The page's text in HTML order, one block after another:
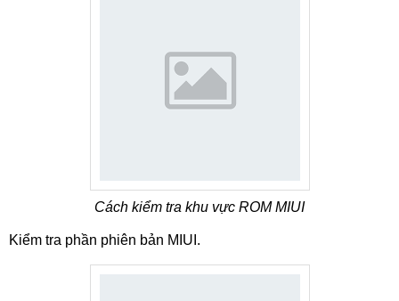
Cách kiểm tra khu vực ROM MIUI
Kiểm tra phần phiên bản MIUI.